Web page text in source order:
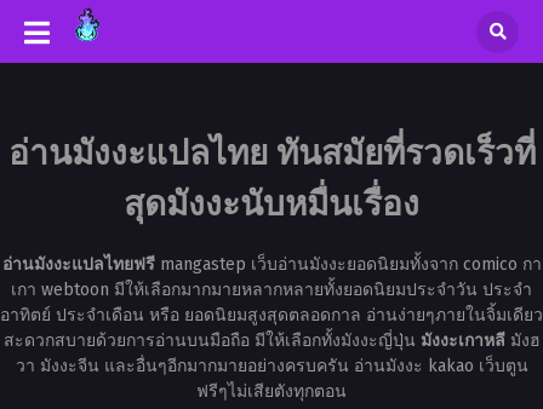
อ่านมังงะแปลไทย ทันสมัยที่รวดเร็วที่
สุดมังงะนับหมื่นเรื่อง
อ่านมังงะแปลไทยฟรีmangastep เว็บอ่านมังงะยอดนิยมทั้งจาก comico กา
เกา webtoon มีให้เลือกมากมายหลากหลายทั้งยอดนิยมประจำวัน ประจำ
อาทิตย์ ประจำเดือน หรือ ยอดนิยมสูงสุดตลอดกาล อ่านง่ายๆภายในจิ้มเดียว
สะดวกสบายด้วยการอ่านบนมือถือ มีให้เลือกทั้งมังงะญี่ปุ่น มังงะเกาหลีมังฮ
วา มังงะจีน และอื่นๆอีกมากมายอย่างครบครัน อ่านมังงะ kakao เว็บตูน
ฟรีๆไม่เสียตังทุกตอน